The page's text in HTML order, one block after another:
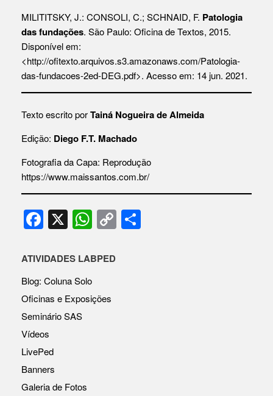
MILITITSKY, J.: CONSOLI, C.; SCHNAID, F. Patologia
das fundações. São Paulo: Oficina de Textos, 2015.
Disponível em:
<http://ofitexto.arquivos.s3.amazonaws.com/Patologia-
das-fundacoes-2ed-DEG.pdf>. Acesso em: 14 jun. 2021.
Texto escrito porTainá Nogueira de Almeida
Edição: Diego F.T. Machado
Fotografia da Capa: Reprodução
https://www.maissantos.com.br/
F
a
c
e
b
o
o
k
X W
h
at
A
C
o
ATIVIDADES LABPED
Blog: Coluna Solo
Oficinas e Exposições
Seminário SAS
Vídeos
LivePed
Banners
Galeria de Fotos